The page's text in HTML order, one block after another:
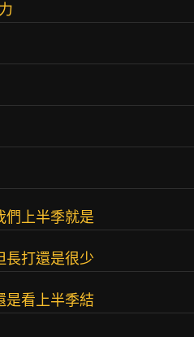
們上半季就是
長打還是很少
是看上半季結